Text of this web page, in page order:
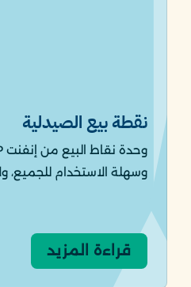
نقطة بيع الصيدلية
وسهلة الاستخدام للجميع،
قراءة المزيد